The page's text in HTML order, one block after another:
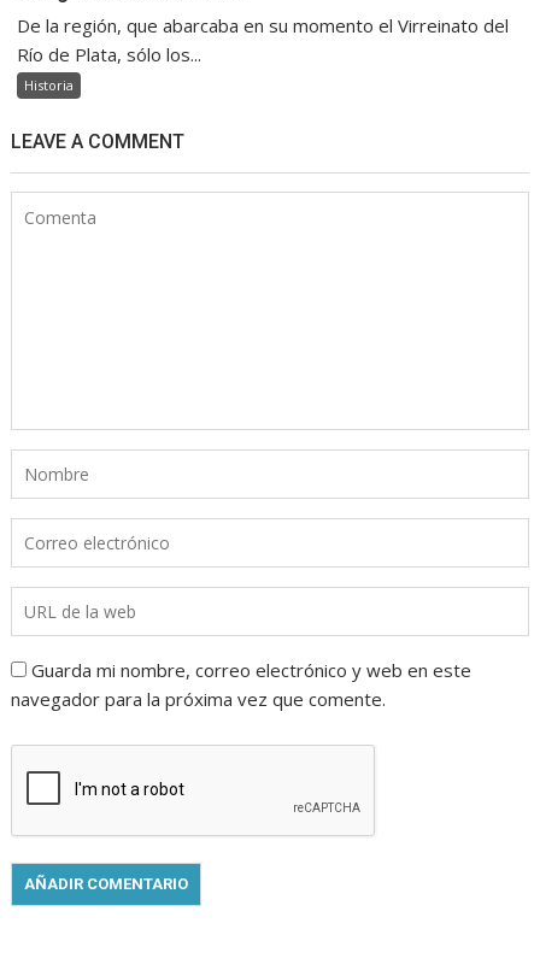
De la región, que abarcaba en su momento el Virreinato del
Río de Plata, sólo los...
Historia
LEAVE A COMMENT
Guarda mi nombre, correo electrónico y web en este
navegador para la próxima vez que comente.